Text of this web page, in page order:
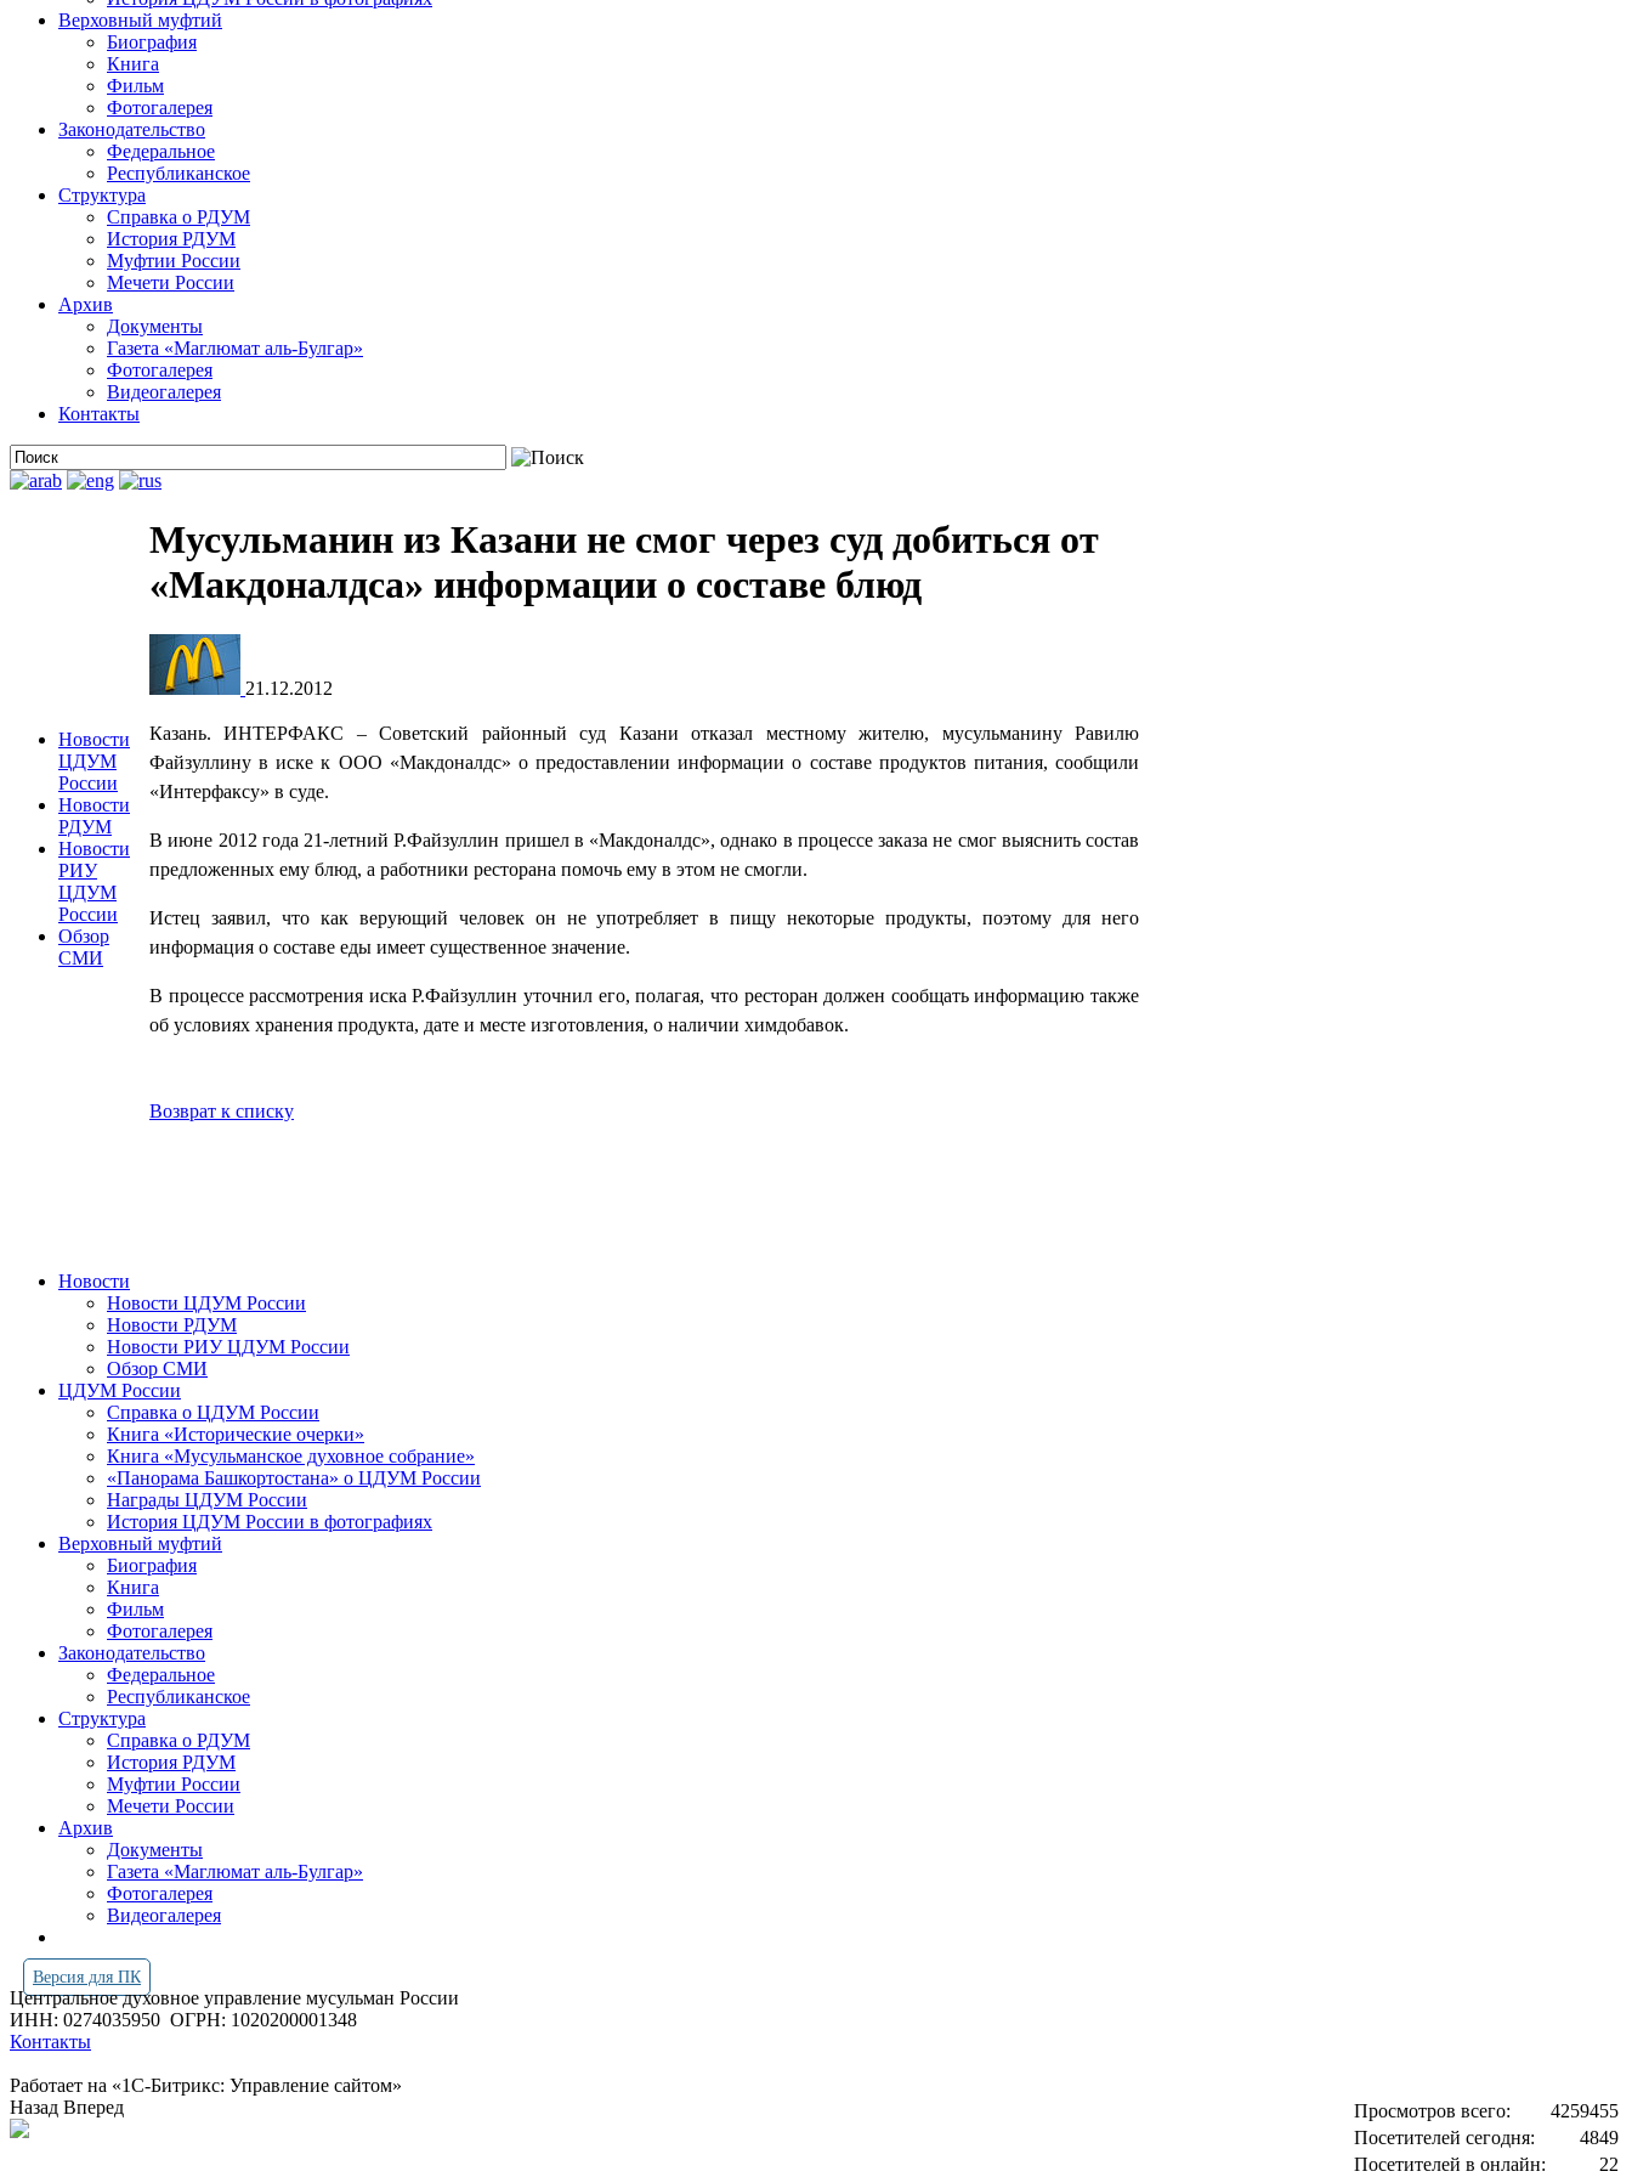
Верховный муфтий
Биография
Книга
Фильм
Фотогалерея
Законодательство
Федеральное
Республиканское
Структура
Справка о РДУМ
История РДУМ
Муфтии России
Мечети России
Архив
Документы
Газета «Маглюмат аль-Булгар»
Фотогалерея
Видеогалерея
Контакты
Новости
ЦДУМ
России
Новости
РДУМ
Новости
РИУ
ЦДУМ
России
Обзор
СМИ
Мусульманин из Казани не смог через суд добиться от
«Макдоналдса» информации о составе блюд
21.12.2012
Казань. ИНТЕРФАКС –Советский районный суд Казани отказал местному жителю, мусульманину Равилю
Файзуллину в иске к ООО «Макдоналдс» о предоставлении информации о составе продуктов питания, сообщили
«Интерфаксу» в суде.
В июне 2012 года 21-летний Р.Файзуллин пришел в «Макдоналдс», однако в процессе заказа не смог выяснить состав
предложенных ему блюд, а работники ресторана помочь ему в этом не смогли.
Истец заявил, что как верующий человек он не употребляет в пищу некоторые продукты, поэтому для него
информация о составе еды имеет существенное значение.
В процессе рассмотрения иска Р.Файзуллин уточнил его, полагая, что ресторан должен сообщать информацию также
об условиях хранения продукта, дате и месте изготовления, о наличии химдобавок.
Возврат к списку
Новости
Новости ЦДУМ России
Новости РДУМ
Новости РИУ ЦДУМ России
Обзор СМИ
ЦДУМ России
Справка о ЦДУМ России
Книга «Исторические очерки»
Книга «Мусульманское духовное собрание»
«Панорама Башкортостана» о ЦДУМ России
Награды ЦДУМ России
История ЦДУМ России в фотографиях
Верховный муфтий
Биография
Книга
Фильм
Фотогалерея
Законодательство
Федеральное
Республиканское
Структура
Справка о РДУМ
История РДУМ
Муфтии России
Мечети России
Архив
Документы
Газета «Маглюмат аль-Булгар»
Фотогалерея
Видеогалерея
Версия для ПК
Центральное духовное управление мусульман России
ИНН: 0274035950 ОГРН: 1020200001348
Контакты
Работает на «1С-Битрикс: Управление сайтом»
Просмотров всего:
4259455
Посетителей сегодня:
4849
Посетителей в онлайн:
22
Назад Вперед